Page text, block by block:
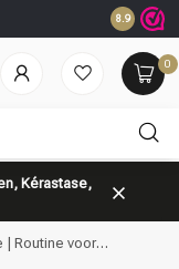
Voor
8.9
0
Kérastase,
| Routine voor